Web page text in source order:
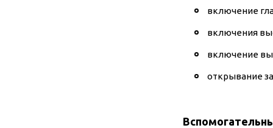
включение
включения
включение
открывание